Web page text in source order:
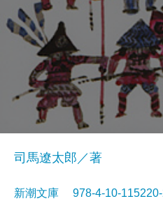
司馬遼太郎／著
新潮文庫 978-4-10-